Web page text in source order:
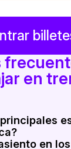
en
en